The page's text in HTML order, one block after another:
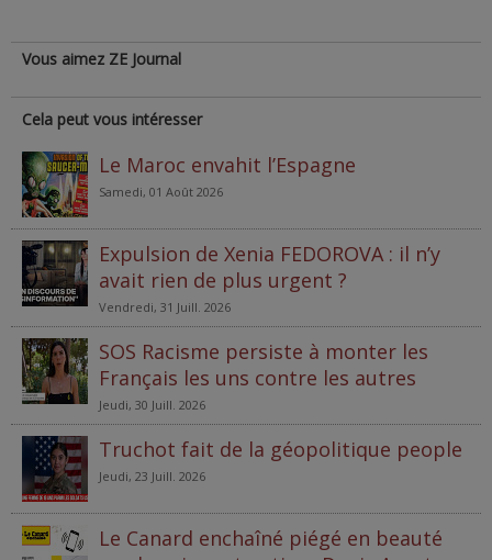
Vous aimez ZE Journal
Cela peut vous intéresser
Le Maroc envahit l’Espagne
Samedi, 01 Août 2026
Expulsion de Xenia FEDOROVA : il n’y
avait rien de plus urgent ?
Vendredi, 31 Juill. 2026
SOS Racisme persiste à monter les
Français les uns contre les autres
Jeudi, 30 Juill. 2026
Truchot fait de la géopolitique people
Jeudi, 23 Juill. 2026
Le Canard enchaîné piégé en beauté